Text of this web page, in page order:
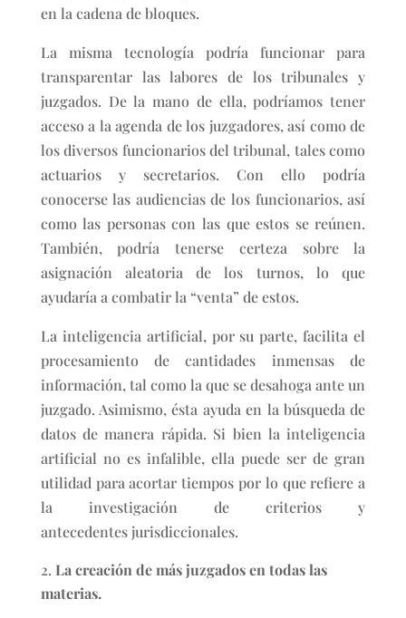
en la cadena de bloques.
La misma tecnología podría funcionar para
transparentar las labores de los tribunales y
juzgados. De la mano de ella, podríamos tener
acceso a la agenda de los juzgadores, así como de
los diversos funcionarios del tribunal, tales como
actuarios y secretarios. Con ello podría
conocerse las audiencias de los funcionarios, así
como las personas con las que estos se reúnen.
También, podría tenerse certeza sobre la
asignación aleatoria de los turnos, lo que
ayudaría a combatir la “venta” de estos.
La inteligencia artificial, por su parte, facilita el
procesamiento de cantidades inmensas de
información, tal como la que se desahoga ante un
juzgado. Asimismo, ésta ayuda en la búsqueda de
datos de manera rápida. Si bien la inteligencia
artificial no es infalible, ella puede ser de gran
utilidad para acortar tiempos por lo que refiere a
la investigación de criterios y
antecedentes jurisdiccionales.
La creación de más juzgados en todas las
materias.